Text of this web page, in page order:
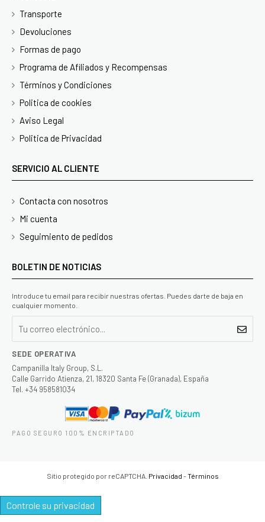
Transporte
Devoluciones
Formas de pago
Programa de Afiliados y Recompensas
Términos y Condiciones
Politica de cookies
Aviso Legal
Politica de Privacidad
SERVICIO AL CLIENTE
Contacta con nosotros
Mi cuenta
Seguimiento de pedidos
BOLETIN DE NOTICIAS
Introduce tu email para recibir nuestras ofertas. Puedes darte de baja en
cualquier momento.
SEDE OPERATIVA
Campanilla Italy Group, S.L.
Calle Garrido Atienza, 21, 18320 Santa Fe (Granada), España
Tel. +34 958581034
PAGO SEGURO 100% ENCRIPTADO
Sitio protegido por reCAPTCHA. Privacidad -Términos
Controle su privacidad